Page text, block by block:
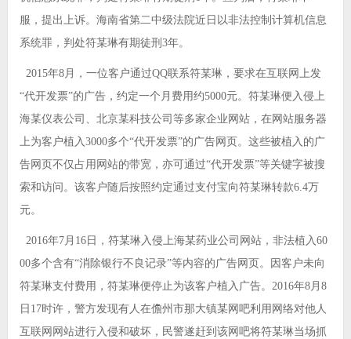
服，提出上诉。海南省第二中级法院近日以非法控制计算机信息
系统罪，判处符某琳有期徒刑3年。
2015年8月，一位客户通过QQ联系符某琳，要求在互联网上发
“代开发票”的广告，约定一个月费用约5000元。符某琳便入侵上
海某仪表公司、北京某科技公司等多家企业网站，在网站服务器
上为客户植入3000多个“代开发票”的广告网页。这些被植入的广
告网页不仅占用网站的带宽，亦可通过“代开发票”等关键字被搜
索和访问。该客户随后按照约定通过支付宝向符某琳转款6.4万
元。
2016年7月16日，符某琳入侵上海某药业公司网站，非法植入60
00多个含有“消除银行不良记录”等内容的广告网页。因客户未向
符某琳支付费用，符某琳便停止为该客户植入广告。2016年8月8
日17时许，警方发现有人在儋州市那大镇某网吧利用网络对他人
互联网网站进行入侵和破坏，民警遂赶到该网吧将符某琳当场抓